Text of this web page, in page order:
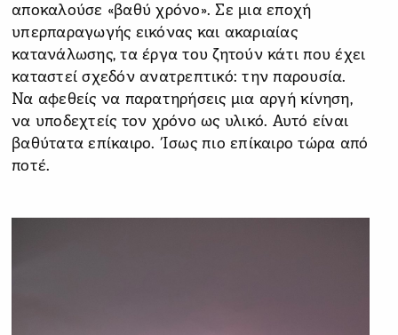
αποκαλούσε «βαθύ χρόνο». Σε μια εποχή
υπερπαραγωγής εικόνας και ακαριαίας
κατανάλωσης, τα έργα του ζητούν κάτι που έχει
καταστεί σχεδόν ανατρεπτικό: την παρουσία.
Να αφεθείς να παρατηρήσεις μια αργή κίνηση,
να υποδεχτείς τον χρόνο ως υλικό. Αυτό είναι
βαθύτατα επίκαιρο. Ίσως πιο επίκαιρο τώρα από
ποτέ.